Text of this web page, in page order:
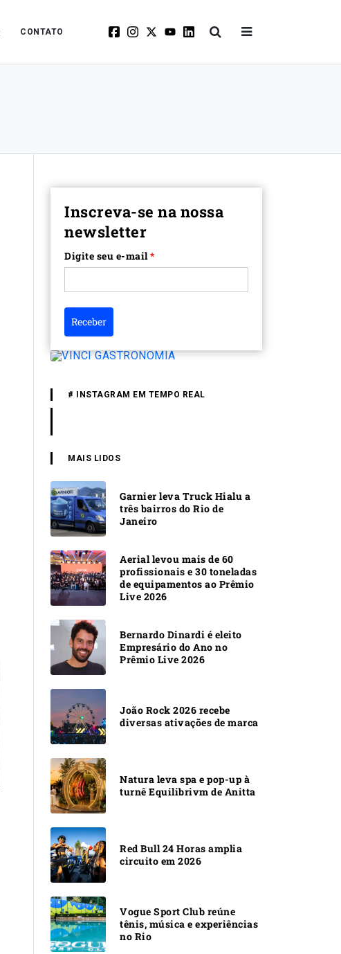
CONTATO
Inscreva-se na nossa
newsletter
Digite seu e-mail*
Receber
# INSTAGRAM EM TEMPO REAL
MAIS LIDOS
Garnier leva Truck Hialu a
três bairros do Rio de
Janeiro
Aerial levou mais de 60
profissionais e 30 toneladas
de equipamentos ao Prêmio
Live 2026
Bernardo Dinardi é eleito
Empresário do Ano no
Prêmio Live 2026
João Rock 2026 recebe
diversas ativações de marca
Natura leva spa e pop-up à
turnê Equilibrivm de Anitta
Red Bull 24 Horas amplia
circuito em 2026
Vogue Sport Club reúne
tênis, música e experiências
no Rio